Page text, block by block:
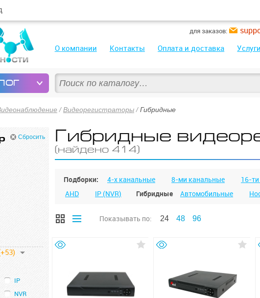
О компании Контакты Оплата и доставка Услуги
для заказов:
/Видеорегистраторы /Гибридные
Гибридные
(найдено 414)
Подборки: 4-х канальные 8-ми канальные 16-
AHD
IP (NVR) Гибридные Автомобильные
Сбросить
IP
NVR
Показывать по: 24 48 96